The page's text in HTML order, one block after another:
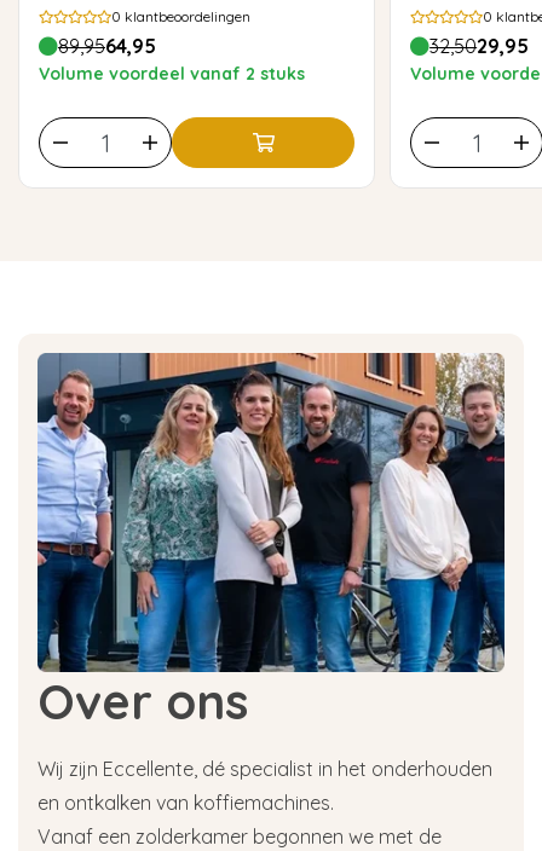
0 klantbeoordelingen
89,9564,95
Volume voordeel vanaf 2 stuks
0
32,5029,95
Volume
Over ons
Wij zijn Eccellente, dé specialist in het onderhouden
en ontkalken van koffiemachines.
Vanaf een zolderkamer begonnen we met de